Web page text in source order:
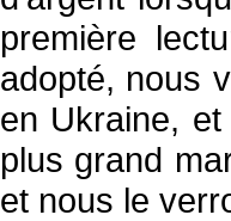
première
adopté, nous
en Ukraine, et
plus grand
et nous le